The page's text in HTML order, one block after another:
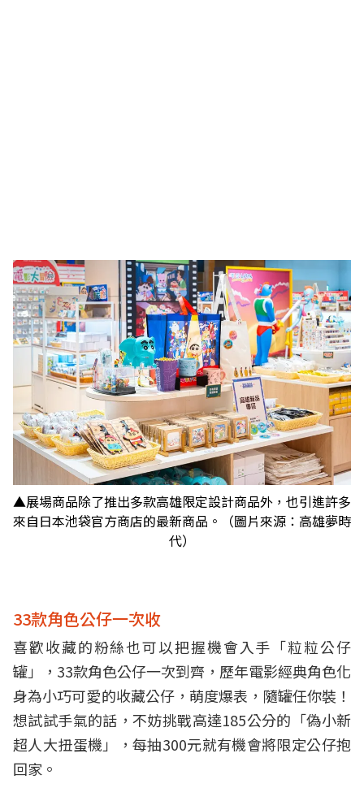
▲展場商品除了推出多款高雄限定設計商品外，也引進許多
來自日本池袋官方商店的最新商品。（圖片來源：高雄夢時
代）
33款角色公仔一次收
喜歡收藏的粉絲也可以把握機會入手「粒粒公仔
罐」，33款角色公仔一次到齊，歷年電影經典角色化
身為小巧可愛的收藏公仔，萌度爆表，隨罐任你裝！
想試試手氣的話，不妨挑戰高達185公分的「偽小新
超人大扭蛋機」，每抽300元就有機會將限定公仔抱
回家。